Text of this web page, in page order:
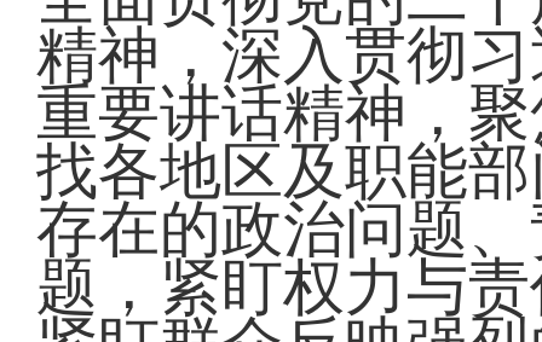
精神，深入贯彻
重要讲话精神，
找各地区及职能
存在的政治问题
题，紧盯权力与